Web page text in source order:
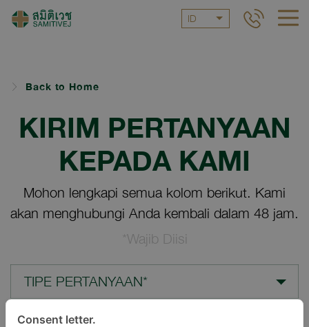
ID
Back to Home
KIRIM PERTANYAAN
KEPADA KAMI
Mohon lengkapi semua kolom berikut. Kami
akan menghubungi Anda kembali dalam 48 jam.
*Wajib Diisi
TIPE PERTANYAAN*
Consent letter.